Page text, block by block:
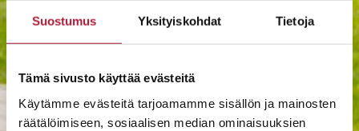
Suostumus Yksityiskohdat Tietoja
Tämä sivusto käyttää evästeitä
Käytämme evästeitä tarjoamamme sisällön ja mainosten
räätälöimiseen, sosiaalisen median ominaisuuksien